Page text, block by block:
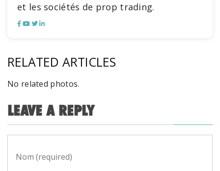
et les sociétés de prop trading.
RELATED ARTICLES
No related photos.
LEAVE A REPLY